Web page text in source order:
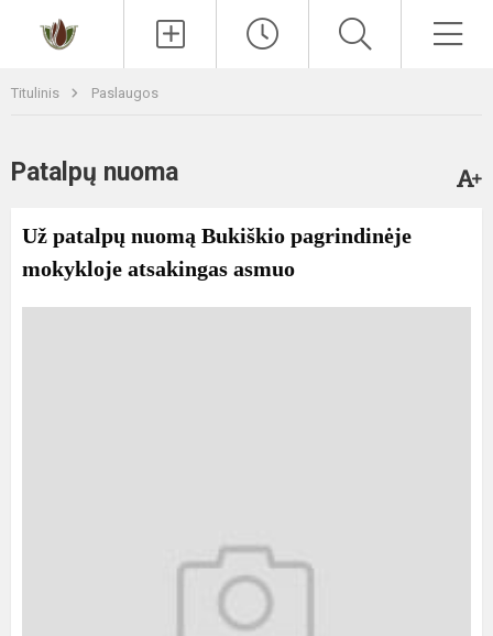
Titulinis Paslaugos
Patalpų nuoma
Už patalpų nuomą Bukiškio pagrindinėje
mokykloje atsakingas asmuo